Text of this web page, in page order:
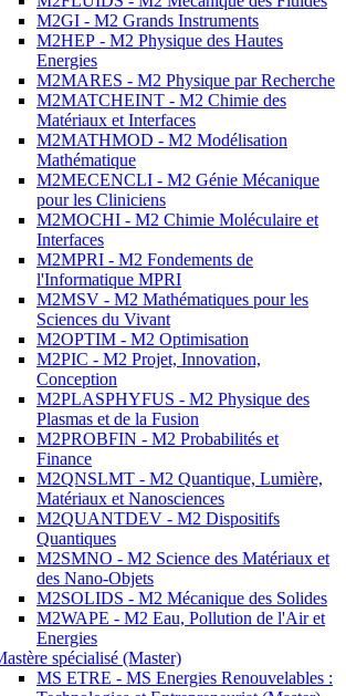
M2GI - M2 Grands Instruments
M2HEP - M2 Physique des Hautes
Energies
M2MARES - M2 Physique par Recherche
M2MATCHEINT - M2 Chimie des
Matériaux et Interfaces
M2MATHMOD - M2 Modélisation
Mathématique
M2MECENCLI - M2 Génie Mécanique
pour les Cliniciens
M2MOCHI - M2 Chimie Moléculaire et
Interfaces
M2MPRI - M2 Fondements de
l'Informatique MPRI
M2MSV - M2 Mathématiques pour les
Sciences du Vivant
M2OPTIM - M2 Optimisation
M2PIC - M2 Projet, Innovation,
Conception
M2PLASPHYFUS - M2 Physique des
Plasmas et de la Fusion
M2PROBFIN - M2 Probabilités et
Finance
M2QNSLMT - M2 Quantique, Lumière,
Matériaux et Nanosciences
M2QUANTDEV - M2 Dispositifs
Quantiques
M2SMNO - M2 Science des Matériaux et
des Nano-Objets
M2SOLIDS - M2 Mécanique des Solides
M2WAPE - M2 Eau, Pollution de l'Air et
Energies
spécialisé (Master)
MS ETRE - MS Energies Renouvelables :